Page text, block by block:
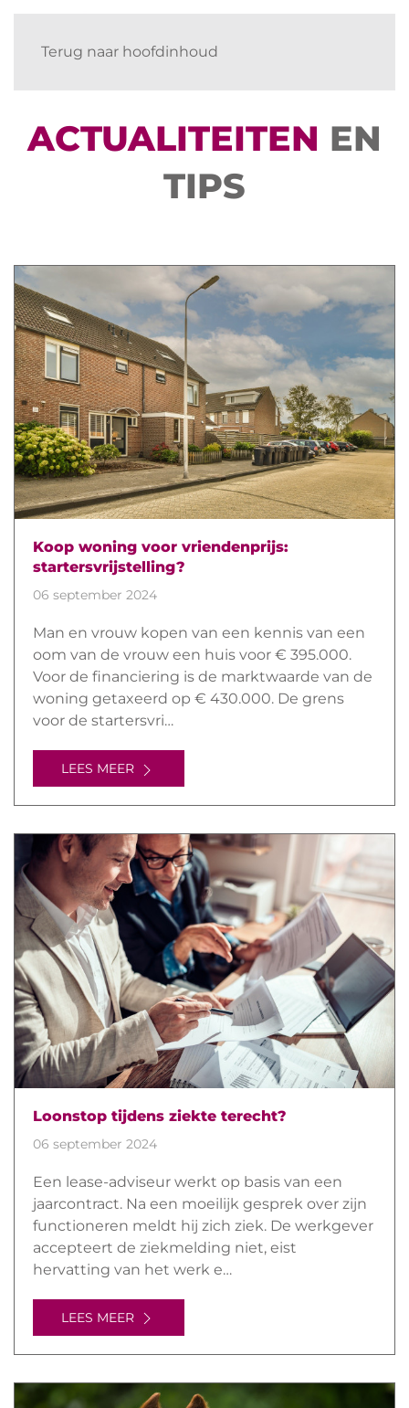
Terug naar hoofdinhoud
ACTUALITEITEN EN
TIPS
Koop woning voor vriendenprijs:
startersvrijstelling?
06 september 2024
Man en vrouw kopen van een kennis van een
oom van de vrouw een huis voor € 395.000.
Voor de financiering is de marktwaarde van de
woning getaxeerd op € 430.000. De grens
voor de startersvri…
LEES MEER
Loonstop tijdens ziekte terecht?
06 september 2024
Een lease-adviseur werkt op basis van een
jaarcontract. Na een moeilijk gesprek over zijn
functioneren meldt hij zich ziek. De werkgever
accepteert de ziekmelding niet, eist
hervatting van het werk e…
LEES MEER